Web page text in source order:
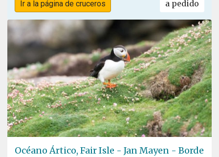
Ir a la página de cruceros a pedido
Océano Ártico, Fair Isle - Jan Mayen - Borde